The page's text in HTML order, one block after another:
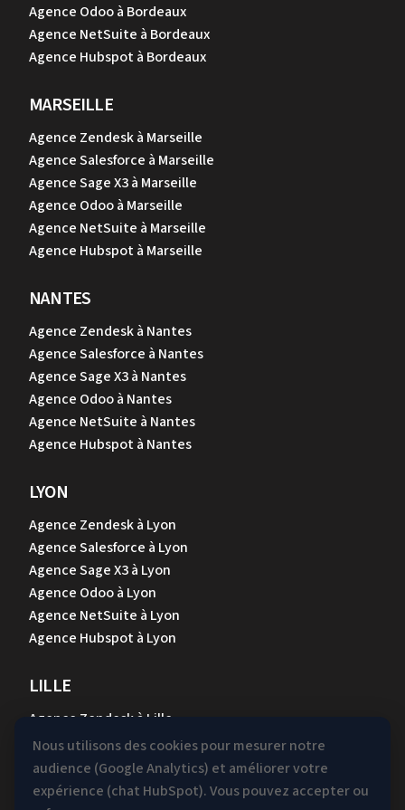
Agence Odoo à Bordeaux
Agence NetSuite à Bordeaux
Agence Hubspot à Bordeaux
MARSEILLE
Agence Zendesk à Marseille
Agence Salesforce à Marseille
Agence Sage X3 à Marseille
Agence Odoo à Marseille
Agence NetSuite à Marseille
Agence Hubspot à Marseille
NANTES
Agence Zendesk à Nantes
Agence Salesforce à Nantes
Agence Sage X3 à Nantes
Agence Odoo à Nantes
Agence NetSuite à Nantes
Agence Hubspot à Nantes
LYON
Agence Zendesk à Lyon
Agence Salesforce à Lyon
Agence Sage X3 à Lyon
Agence Odoo à Lyon
Agence NetSuite à Lyon
Agence Hubspot à Lyon
LILLE
Agence Zendesk à Lille
Agence Salesforce à Lille
Agence Sage X3 à Lille
Agence Odoo à Lille
Nous utilisons des cookies pour mesurer notre
audience (Google Analytics) et améliorer votre
expérience (chat HubSpot). Vous pouvez accepter ou